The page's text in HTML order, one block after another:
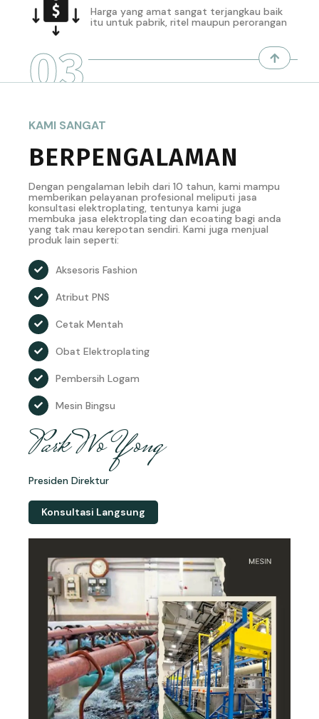
Harga yang amat sangat terjangkau baik
itu untuk pabrik, ritel maupun perorangan
03
KAMI SANGAT
BERPENGALAMAN
Dengan pengalaman lebih dari 10 tahun, kami mampu
memberikan pelayanan profesional meliputi jasa
konsultasi elektroplating, tentunya kami juga
membuka jasa elektroplating dan ecoating bagi anda
yang tak mau kerepotan sendiri. Kami juga menjual
produk lain seperti:
Aksesoris Fashion
Atribut PNS
Cetak Mentah
Obat Elektroplating
Pembersih Logam
Mesin Bingsu
Park Wo Yong
Presiden Direktur
Konsultasi Langsung